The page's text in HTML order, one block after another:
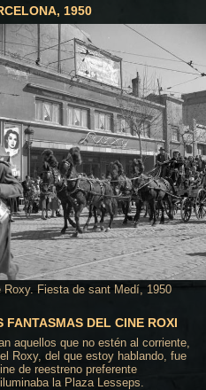
1950
Roxy. Fiesta de sant Medí, 1950
FANTASMAS DEL CINE ROXI
aquellos que no estén al corriente,
Roxy, del que estoy hablando, fue
de reestreno preferente
la Plaza Lesseps.